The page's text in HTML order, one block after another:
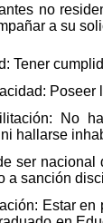
no
a su
Tener
Poseer
No
hallarse
ser nacional
a sanción
Estar en